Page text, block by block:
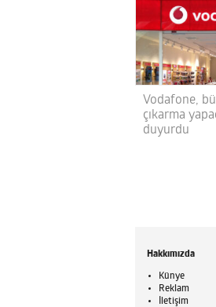
Vodafone,
çıkarma
duyurdu
Hakkımızda
Künye
Reklam
İletişim